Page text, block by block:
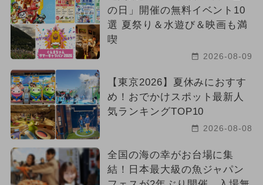
の日」開催の無料イベント10
選 夏祭り＆水遊び＆映画も満
喫
2026-08-09
【東京2026】夏休みにおすす
め！おでかけスポット最新人
気ランキングTOP10
2026-08-08
全国の海の幸がお台場に集
結！日本最大級の魚ジャパン